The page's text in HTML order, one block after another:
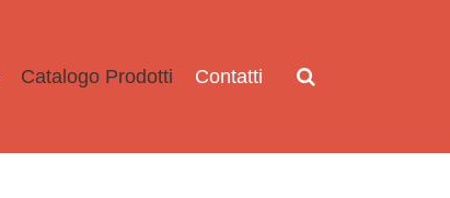
Catalogo Prodotti Contatti